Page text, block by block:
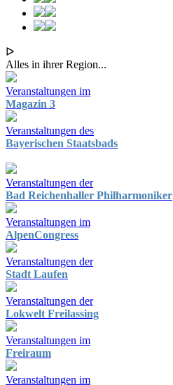
ᐅ
Alles in ihrer Region...
Veranstaltungen im
Magazin 3
Veranstaltungen des
Bayerischen Staatsbads
Veranstaltungen der
Bad Reichenhaller Philharmoniker
Veranstaltungen im
AlpenCongress
Veranstaltungen der
Stadt Laufen
Veranstaltungen der
Lokwelt Freilassing
Veranstaltungen im
Freiraum
Veranstaltungen im